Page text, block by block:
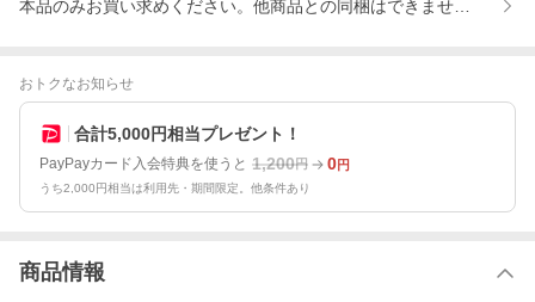
本品のみお買い求めください。他商品との同梱はできません。
おトクなお知らせ
合計5,000円相当プレゼント！
PayPayカード入会特典を使うと 1,200円 0円
うち2,000円相当は利用先・期間限定。他条件あり
商品情報